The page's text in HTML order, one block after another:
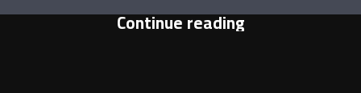
Continue reading